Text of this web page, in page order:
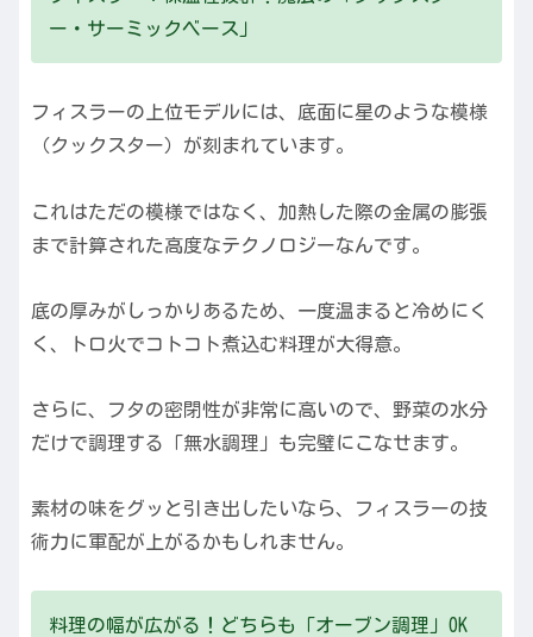
ー・サーミックベース」
フィスラーの上位モデルには、底面に星のような模様
（クックスター）が刻まれています。
これはただの模様ではなく、加熱した際の金属の膨張
まで計算された高度なテクノロジーなんです。
底の厚みがしっかりあるため、一度温まると冷めにく
く、トロ火でコトコト煮込む料理が大得意。
さらに、フタの密閉性が非常に高いので、野菜の水分
だけで調理する「無水調理」も完璧にこなせます。
素材の味をグッと引き出したいなら、フィスラーの技
術力に軍配が上がるかもしれません。
料理の幅が広がる！どちらも「オーブン調理」OK